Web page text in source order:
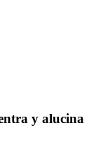
y alucina